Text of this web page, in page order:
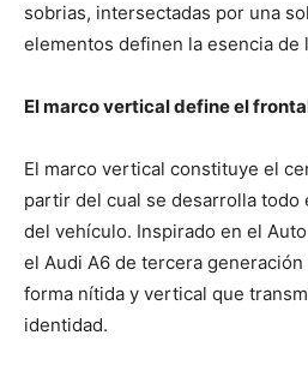
sobrias, intersectadas por una
elementos definen la esencia de
El marco vertical define el
El marco vertical constituye el
partir del cual se desarrolla todo
del vehículo. Inspirado en el
el Audi A6 de tercera
forma nítida y vertical que
identidad.